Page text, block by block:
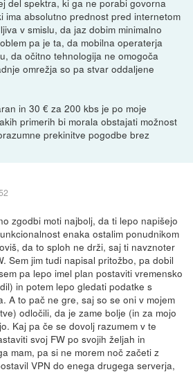
ima absolutno prednost pred internetom
v smislu, da jaz dobim minimalno
pa je ta, da mobilna operaterja
da očitno tehnologija ne omogoča
omrežja so pa stvar oddaljene
in 30 € za 200 kbs je po moje
primerih bi morala obstajati možnost
prekinitve pogodbe brez
zgodbi moti najbolj, da ti lepo napišejo
enaka ostalim ponudnikom
da to sploh ne drži, saj ti navznoter
Sem jim tudi napisal pritožbo, pa dobil
pa lepo imel plan postaviti vremensko
in potem lepo gledati podatke s
A to pač ne gre, saj so se oni v mojem
odločili, da je zame bolje (in za mojo
Kaj pa če se dovolj razumem v te
svoj FW po svojih željah in
mam, pa si ne morem noč začeti z
VPN do enega drugega serverja,